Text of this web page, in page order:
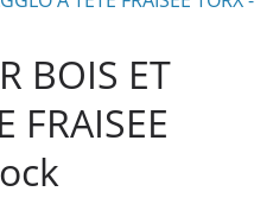
BOIS ET
FRAISEE